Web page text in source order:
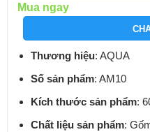
Mua ngay
Thương hiệu: AQUA
Số sản phẩm: AM10
Kích thước sản phẩm:
Chất liệu sản phẩm: